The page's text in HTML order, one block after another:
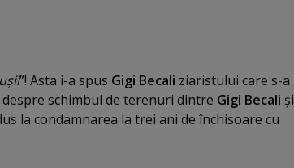
”! Asta i-a spus Gigi Becali ziaristului care s-a
schimbul de terenuri dintre Gigi Becali şi
la condamnarea la trei ani de închisoare cu